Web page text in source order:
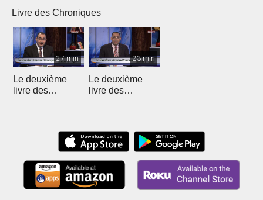
Livre des Chroniques
27 min
Le deuxième
livre des
23 min
Le deuxième
livre des